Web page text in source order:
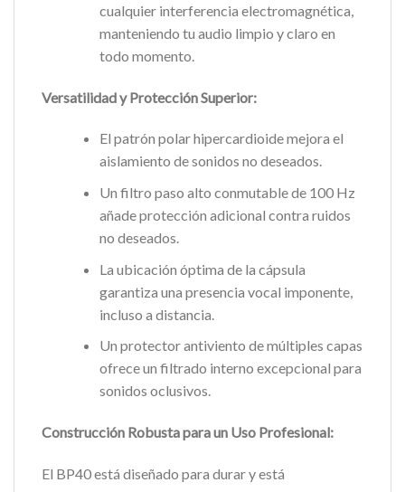
cualquier interferencia electromagnética,
manteniendo tu audio limpio y claro en
todo momento.
Versatilidad y Protección Superior:
El patrón polar hipercardioide mejora el
aislamiento de sonidos no deseados.
Un filtro paso alto conmutable de 100 Hz
añade protección adicional contra ruidos
no deseados.
La ubicación óptima de la cápsula
garantiza una presencia vocal imponente,
incluso a distancia.
Un protector antiviento de múltiples capas
ofrece un filtrado interno excepcional para
sonidos oclusivos.
Construcción Robusta para un Uso Profesional:
El BP40 está diseñado para durar y está